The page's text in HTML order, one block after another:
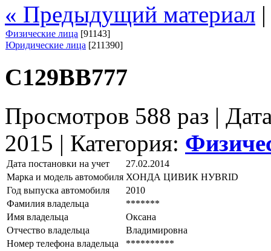
« Предыдущий материал
Физические лица [91143]
Юридические лица [211390]
С129ВВ777
Просмотров 588 раз |
2015 | Категория:
Дата постановки на учет
27.02.2014
Марка и модель автомобиля ХОНДА ЦИВИК НУВRID
Год выпуска автомобиля
2010
Фамилия владельца
*******
Имя владельца
Оксана
Отчество владельца
Владимировна
Номер телефона владельца
**********